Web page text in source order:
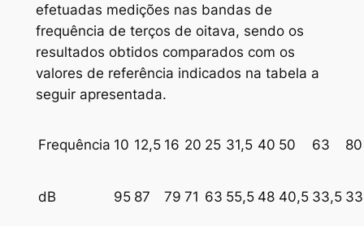
efetuadas medições nas bandas de
frequência de terços de oitava, sendo os
resultados obtidos comparados com os
valores de referência indicados na tabela a
seguir apresentada.
Frequência 10 12,5 16 20 25 31,5 40 50 63 80
dB 95 87 79 71 63 55,5 48 40,5 33,5 33